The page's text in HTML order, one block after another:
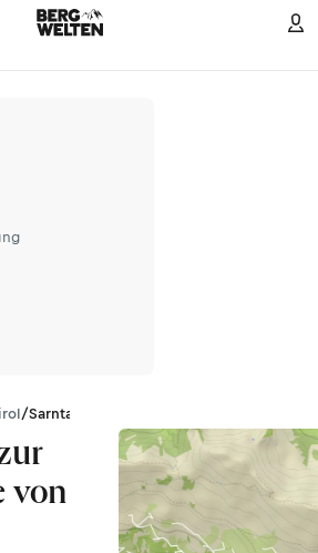
/Sarntaler Alpen
von